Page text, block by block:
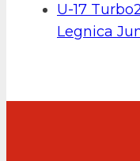
U-17
Legnica